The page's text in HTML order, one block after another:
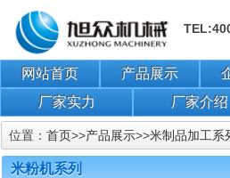
网站首页 产品展示
厂家实力
厂家介绍
位置： 首页>>产品展示>>米制品加工系
米粉机系列